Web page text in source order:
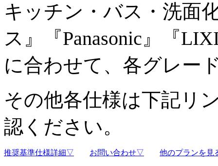
キッチン・バス・洗面
ス』『Panasonic』『
に合わせて、各グレー
その他各仕様は下記リ
認ください。
推奨基準仕様詳細▽ お問い合わせ▽ 他のプランを